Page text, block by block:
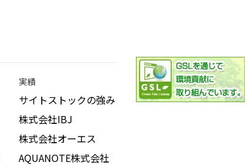
実績
サイトストックの強み
株式会社IBJ
株式会社オーエス
AQUANOTE株式会社